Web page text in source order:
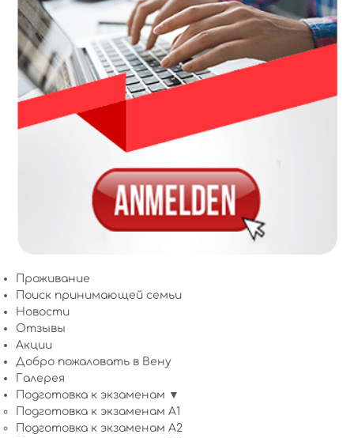
Проживание
Поиск принимающей семьи
Новости
Отзывы
Акции
Добро пожаловать в Вену
Галерея
Подготовка к экзаменам ▼
Подготовка к экзаменам A1
Подготовка к экзаменам A2